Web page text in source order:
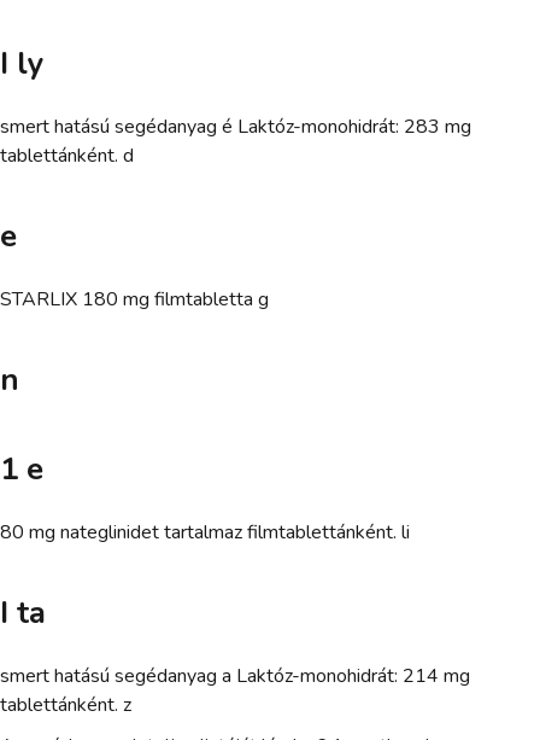
I ly
smert hatású segédanyag é Laktóz-monohidrát: 283 mg
tablettánként. d
e
STARLIX 180 mg filmtabletta g
n
1 e
80 mg nateglinidet tartalmaz filmtablettánként. li
I ta
smert hatású segédanyag a Laktóz-monohidrát: 214 mg
tablettánként. z